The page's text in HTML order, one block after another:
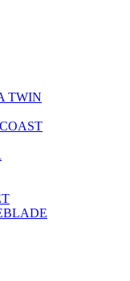
TWIN